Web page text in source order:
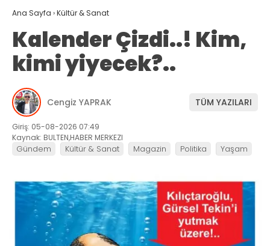
Ana Sayfa ›Kültür & Sanat
Kalender Çizdi..! Kim,
kimi yiyecek?..
Cengiz YAPRAK TÜM YAZILARI
Giriş: 05-08-2026 07:49
Kaynak: BULTEN,HABER MERKEZI
Gündem Kültür & Sanat Magazin Politika Yaşam